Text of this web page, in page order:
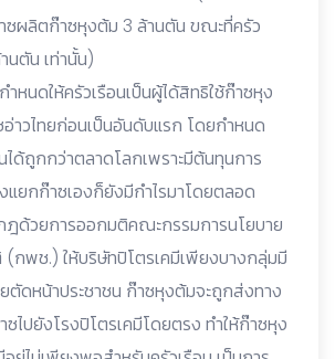
ซผลิตก๊าซหุงต้ม 3 ล้านตัน ขณะที่ครัว
นตัน เท่านั้น)
หนดให้ครัวเรือนเป็นผู้ได้สิทธิใช้ก๊าซหุง
าวไทยก่อนเป็นอันดับแรก โดยกำหนด
ได้ถูกกว่าตลาดโลกเพราะมีต้นทุนการ
ยกก๊าซเองก็ยังมีกำไรมาโดยตลอด
ฎด้วยการออกมติคณะกรรมการนโยบาย
กพช.) ให้บริษัทปิโตรเคมีเพียงบางกลุ่มมี
ตัดหน้าประชาชน ก๊าซหุงต้มจะถูกส่งทาง
ไปยังโรงปิโตรเคมีโดยตรง ทำให้ก๊าซหุง